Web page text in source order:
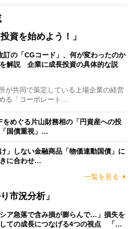
資を始めよう！」
訂の「CGコード」、何が変わったのか
解説 企業に成長投資の具体的な説
が共同で策定している上場企業の経営
る「コーポレート…
をめぐる片山財務相の「円資産への投
国債重視」…
」しない金融商品「物価連動国債」に
に合わせ…
一覧を見る
市況分析」
シア急落で含み損が膨らんで…」損失を
ての成長につなげる4つの視点 「…